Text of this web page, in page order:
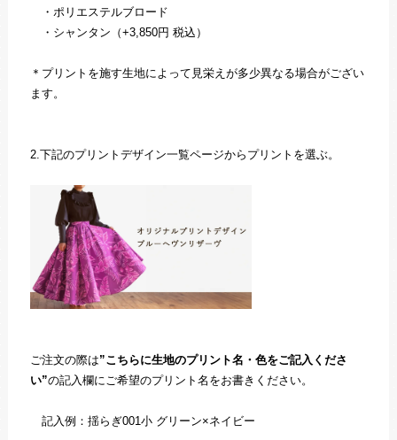
・ポリエステルブロード
・シャンタン（+3,850円 税込）
＊プリントを施す生地によって見栄えが多少異なる場合がござい
ます。
2.下記のプリントデザイン一覧ページからプリントを選ぶ。
ご注文の際は”こちらに生地のプリント名・色をご記入くださ
い”の記入欄にご希望のプリント名をお書きください。
記入例：揺らぎ001小 グリーン×ネイビー